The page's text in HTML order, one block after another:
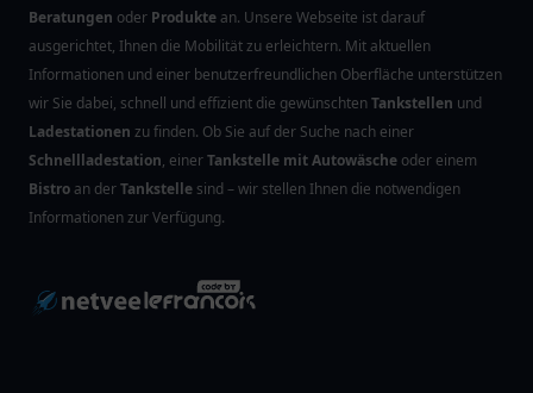
Beratungen oder Produkte an. Unsere Webseite ist darauf
ausgerichtet, Ihnen die Mobilität zu erleichtern. Mit aktuellen
Informationen und einer benutzerfreundlichen Oberfläche unterstützen
wir Sie dabei, schnell und effizient die gewünschtenTankstellen und
Ladestationen zu finden. Ob Sie auf der Suche nach einer
Schnellladestation, einerTankstelle mit Autowäsche oder einem
Bistro an derTankstelle sind – wir stellen Ihnen die notwendigen
Informationen zur Verfügung.